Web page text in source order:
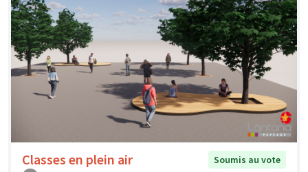
Classes en plein air
Soumis au vote